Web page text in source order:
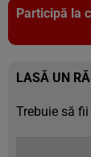
Participă la
LASĂ UN
Trebuie să fii